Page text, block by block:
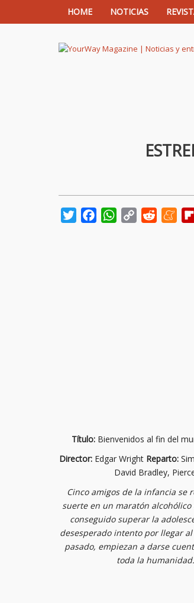
HOME NOTICIAS
TwitterFacebookWhatsApp
Copy
Reddit
Título:Bienvenidos al fin del
Director:Edgar Wright Reparto:
David Bradley,
Cinco amigos de la infancia se
suerte en un maratón
conseguido superar la
desesperado intento por llegar
pasado, empiezan a darse
toda la